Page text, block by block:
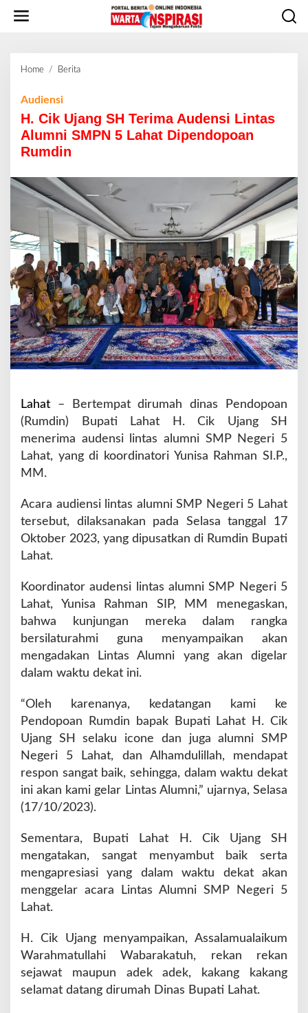
Home / Berita
k
U
n
g
S
H
r
i
m
a
A
u
d
e
i
L
n
t
l
u
m
M
P
N
5
a
h
t
D
p
e
n
d
o
p
a
n
R
m
n
Audiensi
H. Cik Ujang SH Terima Audensi Lintas
Alumni SMPN 5 Lahat Dipendopoan
Rumdin
Lahat– Bertempat dirumah dinas Pendopoan
(Rumdin) Bupati Lahat H. Cik Ujang SH
menerima audensi lintas alumni SMP Negeri 5
Lahat, yang di koordinatori Yunisa Rahman SI.P.,
MM.
Acara audiensi lintas alumni SMP Negeri 5 Lahat
tersebut, dilaksanakan pada Selasa tanggal 17
Oktober 2023, yang dipusatkan di Rumdin Bupati
Lahat.
Koordinator audensi lintas alumni SMP Negeri 5
Lahat, Yunisa Rahman SIP, MM menegaskan,
bahwa kunjungan mereka dalam rangka
bersilaturahmi guna menyampaikan akan
mengadakan Lintas Alumni yang akan digelar
dalam waktu dekat ini.
“Oleh karenanya, kedatangan kami ke
Pendopoan Rumdin bapak Bupati Lahat H. Cik
Ujang SH selaku icone dan juga alumni SMP
Negeri 5 Lahat, dan Alhamdulillah, mendapat
respon sangat baik, sehingga, dalam waktu dekat
ini akan kami gelar Lintas Alumni,” ujarnya, Selasa
(17/10/2023).
Sementara, Bupati Lahat H. Cik Ujang SH
mengatakan, sangat menyambut baik serta
mengapresiasi yang dalam waktu dekat akan
menggelar acara Lintas Alumni SMP Negeri 5
Lahat.
H. Cik Ujang menyampaikan, Assalamualaikum
Warahmatullahi Wabarakatuh, rekan rekan
sejawat maupun adek adek, kakang kakang
selamat datang dirumah Dinas Bupati Lahat.